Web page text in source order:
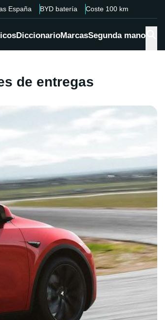
España BYD batería Coste 100 km
DiccionarioMarcasSegunda mano
de entregas